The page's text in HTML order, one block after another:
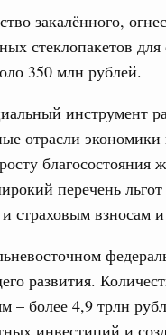
закалённого,
стеклопакетов
350 млн рублей.
инструмент
отрасли
благосостояния
перечень
страховым взносам
развития.
– более 4,9 трлн
инвестиций и
понедельник
сфере торговли.
штаб по
р
31 июля, пятница
регионам
граждан